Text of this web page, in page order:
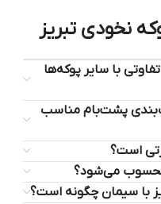
نخودی تبریز
با سایر پوکه‌ها
پشت‌بام مناسب